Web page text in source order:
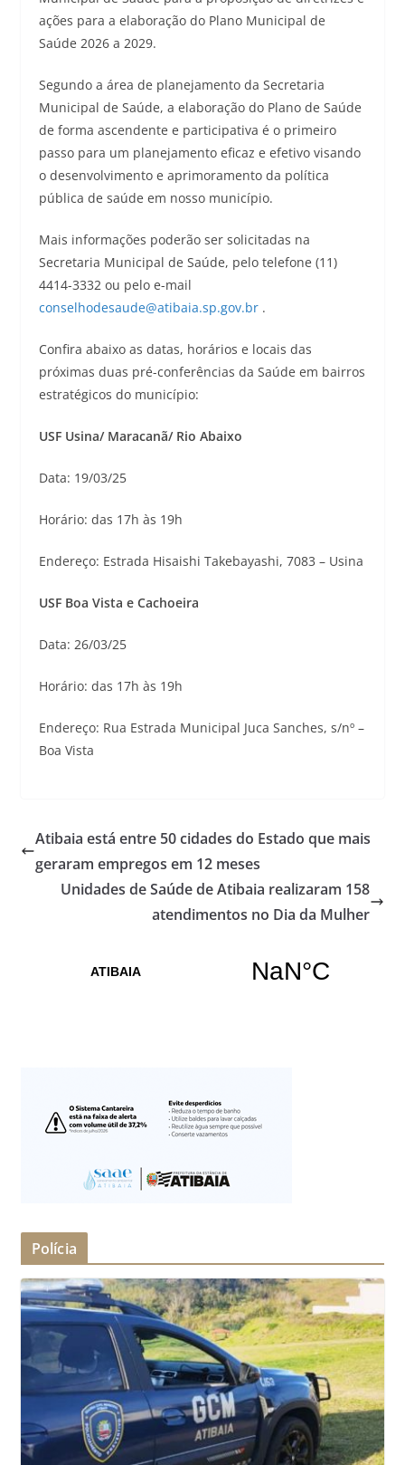
ações para a elaboração do Plano Municipal de
Saúde 2026 a 2029.
Segundo a área de planejamento da Secretaria
Municipal de Saúde, a elaboração do Plano de Saúde
de forma ascendente e participativa é o primeiro
passo para um planejamento eficaz e efetivo visando
o desenvolvimento e aprimoramento da política
pública de saúde em nosso município.
Mais informações poderão ser solicitadas na
Secretaria Municipal de Saúde, pelo telefone (11)
4414-3332 ou pelo e-mail
conselhodesaude@atibaia.sp.gov.br.
Confira abaixo as datas, horários e locais das
próximas duas pré-conferências da Saúde em bairros
estratégicos do município:
USF Usina/ Maracanã/ Rio Abaixo
Data: 19/03/25
Horário: das 17h às 19h
Endereço: Estrada Hisaishi Takebayashi, 7083 – Usina
USF Boa Vista e Cachoeira
Data: 26/03/25
Horário: das 17h às 19h
Endereço: Rua Estrada Municipal Juca Sanches, s/nº –
Boa Vista
Atibaia está entre 50 cidades do Estado que mais
geraram empregos em 12 meses
Unidades de Saúde de Atibaia realizaram 158
atendimentos no Dia da Mulher
Polícia